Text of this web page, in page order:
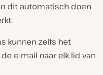
dit automatisch doen
kunnen zelfs het
e-mail naar elk lid van